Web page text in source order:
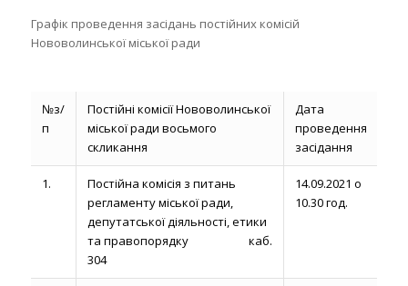
Графік проведення засідань постійних комісій
Нововолинської міської ради
№з/
п
Постійні комісії Нововолинської
міської ради восьмого
скликання
Дата
проведення
засідання
1.
Постійна комісія з питань
регламенту міської ради,
депутатської діяльності, етики
та правопорядку каб.
304
14.09.2021 о
10.30 год.